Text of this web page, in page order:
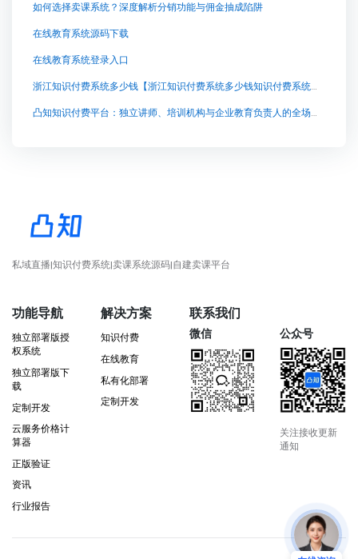
如何选择卖课系统？深度解析分销功能与佣金抽成陷阱
在线教育系统源码下载
在线教育系统登录入口
浙江知识付费系统多少钱【浙江知识付费系统多少钱知识付费系统系统怎么制作，知识付费系统搭建使用教程】
凸知知识付费平台：独立讲师、培训机构与企业教育负责人的全场景解决方案
私域直播|知识付费系统|卖课系统源码|自建卖课平台
功能导航
独立部署版授
权系统
独立部署版下
载
定制开发
云服务价格计
算器
正版验证
资讯
行业报告
解决方案
知识付费
在线教育
私有化部署
定制开发
联系我们
微信 公众号
关注接收更新
通知